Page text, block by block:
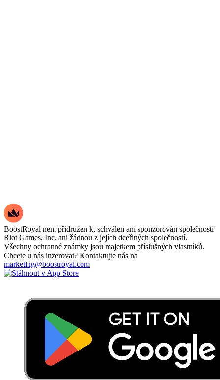
BoostRoyal není přidružen k, schválen ani sponzorován společností
Riot Games, Inc. ani žádnou z jejích dceřiných společností.
Všechny ochranné známky jsou majetkem příslušných vlastníků.
Chcete u nás inzerovat? Kontaktujte nás na
marketing@boostroyal.com